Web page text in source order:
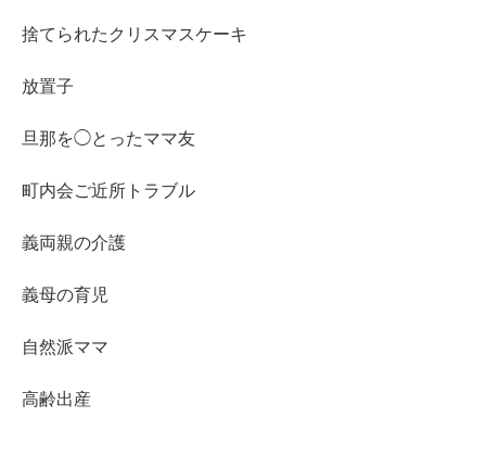
捨てられたクリスマスケーキ
放置子
旦那を◯とったママ友
町内会ご近所トラブル
義両親の介護
義母の育児
自然派ママ
高齢出産